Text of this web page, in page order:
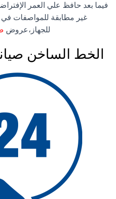
فيما بعد حافظ علي العمر
غير مطابقة للمواصفات في
للجهاز،عروض
الخط الساخن